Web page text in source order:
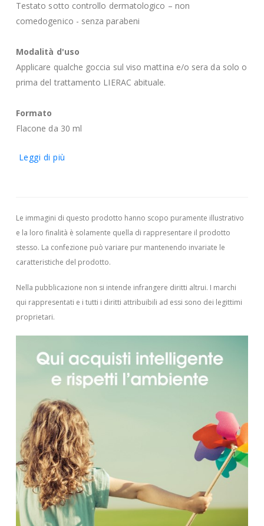
Testato sotto controllo dermatologico – non
comedogenico - senza parabeni
Modalità d'uso
Applicare qualche goccia sul viso mattina e/o sera da solo o
prima del trattamento LIERAC abituale.
Formato
Flacone da 30 ml
Leggi di più
Le immagini di questo prodotto hanno scopo puramente illustrativo
e la loro finalità è solamente quella di rappresentare il prodotto
stesso. La confezione può variare pur mantenendo invariate le
caratteristiche del prodotto.
Nella pubblicazione non si intende infrangere diritti altrui. I marchi
qui rappresentati e i tutti i diritti attribuibili ad essi sono dei legittimi
proprietari.